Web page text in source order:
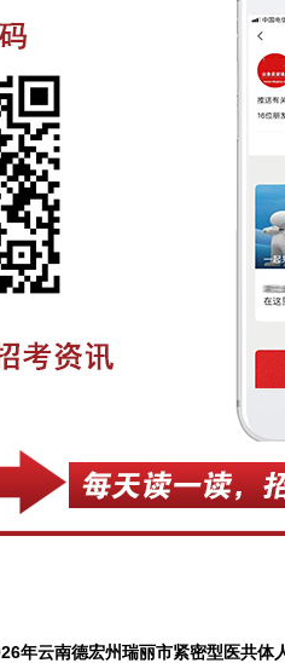
年云南德宏州瑞丽市紧密型医共体